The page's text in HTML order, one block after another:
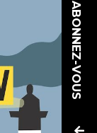
ABONNEZ-VOUS